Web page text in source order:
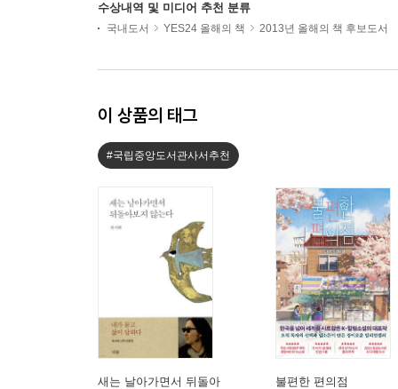
수상내역 및 미디어 추천 분류
국내도서 YES24 올해의 책 2013년 올해의 책 후보도서
이 상품의 태그
#국립중앙도서관사서추천
새는 날아가면서 뒤돌아
불편한 편의점